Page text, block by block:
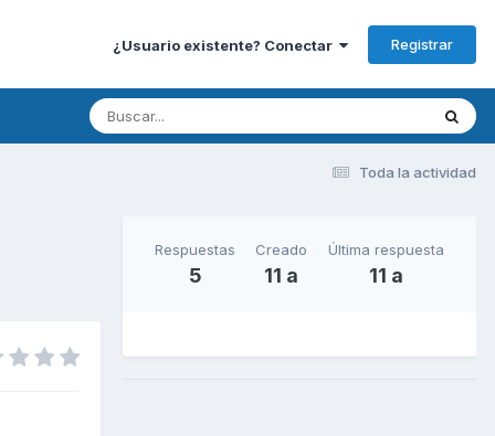
¿Usuario existente? Conectar Registrar
Toda la actividad
Respuestas
5
Creado
11 a
Última respuesta
11 a